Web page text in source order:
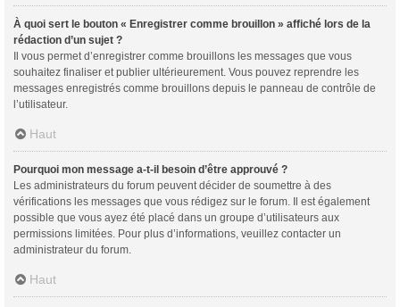
À quoi sert le bouton « Enregistrer comme brouillon » affiché lors de la
rédaction d’un sujet ?
Il vous permet d’enregistrer comme brouillons les messages que vous
souhaitez finaliser et publier ultérieurement. Vous pouvez reprendre les
messages enregistrés comme brouillons depuis le panneau de contrôle de
l’utilisateur.
Haut
Pourquoi mon message a-t-il besoin d’être approuvé ?
Les administrateurs du forum peuvent décider de soumettre à des
vérifications les messages que vous rédigez sur le forum. Il est également
possible que vous ayez été placé dans un groupe d’utilisateurs aux
permissions limitées. Pour plus d’informations, veuillez contacter un
administrateur du forum.
Haut